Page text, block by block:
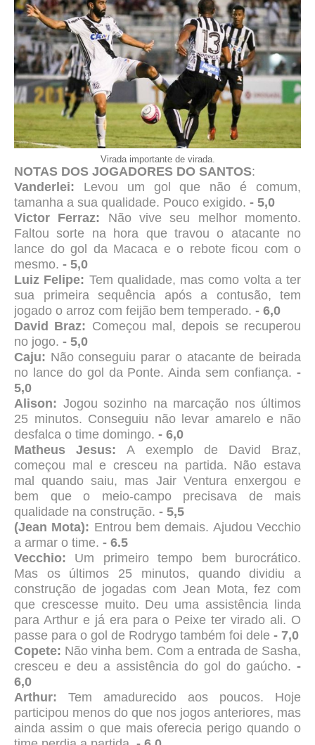
Virada importante de virada.
NOTAS DOS JOGADORES DO SANTOS:
Vanderlei: Levou um gol que não é comum,
tamanha a sua qualidade. Pouco exigido. - 5,0
Victor Ferraz: Não vive seu melhor momento.
Faltou sorte na hora que travou o atacante no
lance do gol da Macaca e o rebote ficou com o
mesmo. - 5,0
Luiz Felipe: Tem qualidade, mas como volta a ter
sua primeira sequência após a contusão, tem
jogado o arroz com feijão bem temperado. - 6,0
David Braz: Começou mal, depois se recuperou
no jogo. - 5,0
Caju: Não conseguiu parar o atacante de beirada
no lance do gol da Ponte. Ainda sem confiança. -
5,0
Alison: Jogou sozinho na marcação nos últimos
25 minutos. Conseguiu não levar amarelo e não
desfalca o time domingo. - 6,0
Matheus Jesus:A exemplo de David Braz,
começou mal e cresceu na partida. Não estava
mal quando saiu, mas Jair Ventura enxergou e
bem que o meio-campo precisava de mais
qualidade na construção. - 5,5
(Jean Mota): Entrou bem demais. Ajudou Vecchio
a armar o time. - 6.5
Vecchio: Um primeiro tempo bem burocrático.
Mas os últimos 25 minutos, quando dividiu a
construção de jogadas com Jean Mota, fez com
que crescesse muito. Deu uma assistência linda
para Arthur e já era para o Peixe ter virado ali. O
passe para o gol de Rodrygo também foi dele - 7,0
Copete: Não vinha bem. Com a entrada de Sasha,
cresceu e deu a assistência do gol do gaúcho. -
6,0
Arthur: Tem amadurecido aos poucos. Hoje
participou menos do que nos jogos anteriores, mas
ainda assim o que mais oferecia perigo quando o